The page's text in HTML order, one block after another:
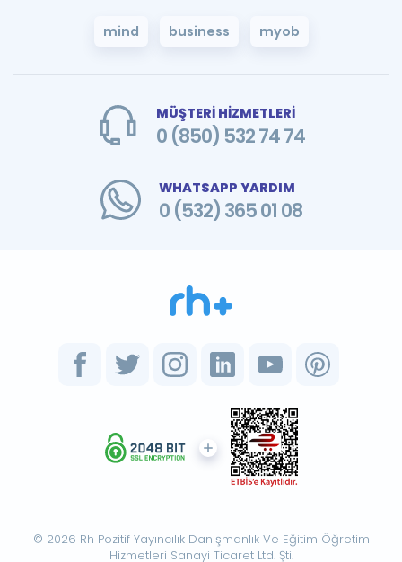
mind business myob
MÜŞTERİ HİZMETLERİ
0 (850) 532 74 74
WHATSAPP YARDIM
0 (532) 365 01 08
© 2026 Rh Pozitif Yayıncılık Danışmanlık Ve Eğitim Öğretim
Hizmetleri Sanayi Ticaret Ltd. Şti.